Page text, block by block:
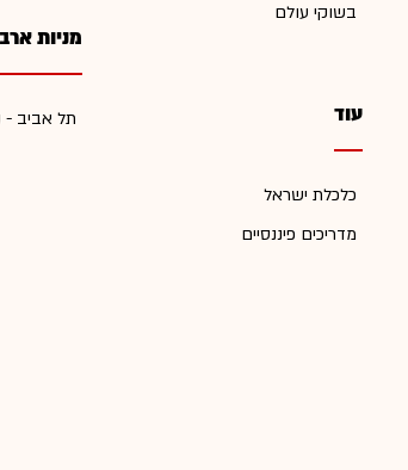
בשוקי עולם
עוד
כלכלת ישראל
מדריכים פיננסיים
מניות
תל אביב -